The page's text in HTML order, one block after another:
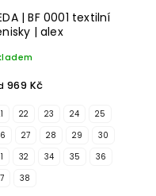
| BF 0001 textilní
| alex
969 Kč
22 23 24 25
27 28 29 30
32 34 35 36
38